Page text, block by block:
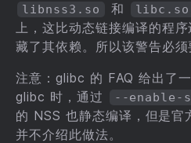
libnss3.so 和
上，这比动态链接编译的程
藏了其依赖。所以该警告必须
注意：glibc 的 FAQ 给出了
glibc 时，通过
--enable-
的 NSS 也静态编译，但是官
并不介绍此做法。